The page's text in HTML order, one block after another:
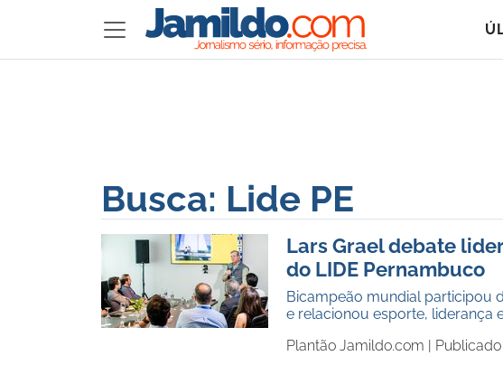
Busca: Lide PE
Lars Grael debate
do LIDE Pernambuco
Bicampeão mundial participou
e relacionou esporte, liderança
Plantão Jamildo.com |